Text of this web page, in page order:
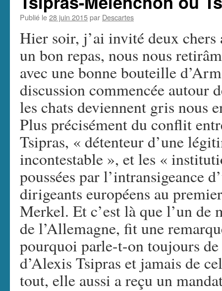
Publié le28 juin 2015par Descartes
Hier soir, j’ai invité deux
un bon repas, nous nous
avec une bonne bouteille
discussion commencée autour
les chats deviennent gris nous
Plus précisément du conflit
Tsipras, « détenteur d’une
incontestable », et les «
poussées par l’intransigeance
dirigeants européens au
Merkel. Et c’est là que l’un de
de l’Allemagne, fit une
pourquoi parle-t-on toujours
d’Alexis Tsipras et jamais de
tout, elle aussi a reçu un